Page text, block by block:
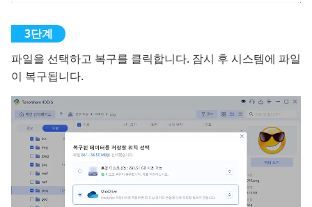
파일을 선택하고 복구를 클릭합니다. 잠시 후 시스템에 파일
이 복구됩니다.